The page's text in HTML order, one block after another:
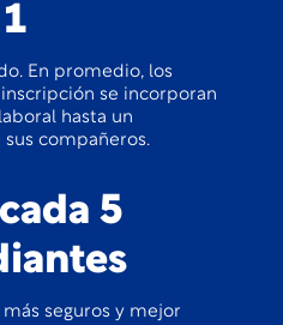
1
En promedio, los
se incorporan
hasta un
compañeros.
5
seguros y mejor